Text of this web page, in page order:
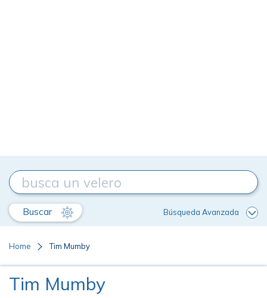
Buscar Búsqueda Avanzada
Home Tim Mumby
Tim Mumby